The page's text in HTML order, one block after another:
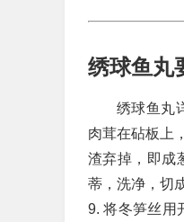
绣球鱼丸
绣球鱼丸
肉茸在砧板上
渣弃掉，即成
蒂，洗净，切
9. 将冬笋丝用